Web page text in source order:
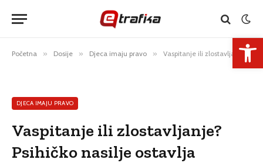
Početna » Dosije » Djeca imaju pravo » Vaspitanje ili zlostavljanje? Psihičko nasilje ostavlja najteže posljedice na dijete
DJECA IMAJU PRAVO
Vaspitanje ili zlostavljanje?
Psihičko nasilje ostavlja